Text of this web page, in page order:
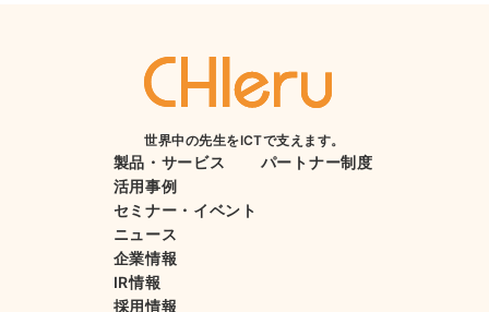
世界中の先生をICTで支えます。
製品・サービス
活用事例
セミナー・イベント
ニュース
企業情報
IR情報
採用情報
パートナー制度